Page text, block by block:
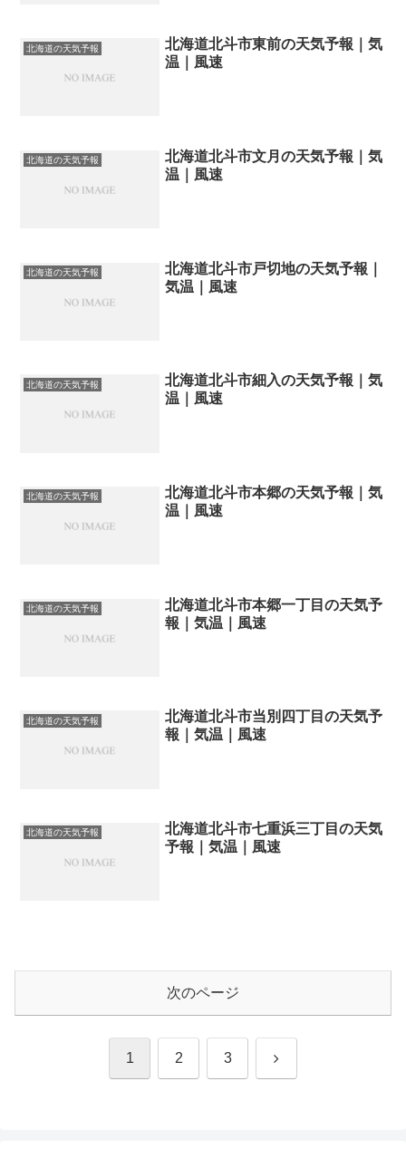
北海道の天気予報
北海道北斗市東前の天気予報｜気
温｜風速
北海道の天気予報
北海道北斗市文月の天気予報｜気
温｜風速
北海道の天気予報
北海道北斗市戸切地の天気予報｜
気温｜風速
北海道の天気予報
北海道北斗市細入の天気予報｜気
温｜風速
北海道の天気予報
北海道北斗市本郷の天気予報｜気
温｜風速
北海道の天気予報
北海道北斗市本郷一丁目の天気予
報｜気温｜風速
北海道の天気予報
北海道北斗市当別四丁目の天気予
報｜気温｜風速
北海道の天気予報
北海道北斗市七重浜三丁目の天気
予報｜気温｜風速
次のページ
1 2 3 次